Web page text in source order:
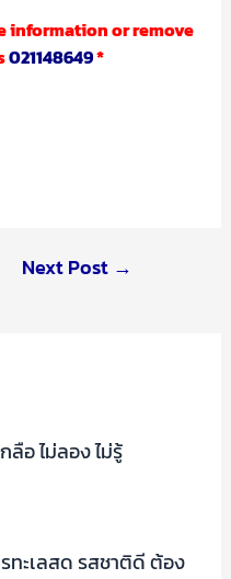
information or remove
021148649*
Next Post →
ลือ ไม่ลอง ไม่รู้
ทะเลสด รสชาติดี ต้อง